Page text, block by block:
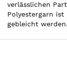
verlässlichen
Polyestergarn
gebleicht werden.